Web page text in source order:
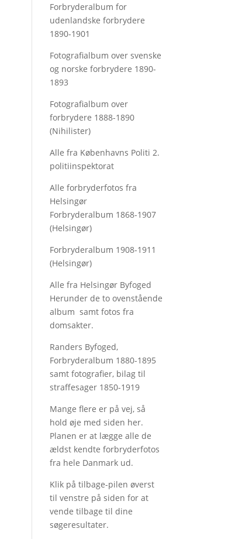
Forbryderalbum for
udenlandske forbrydere
1890-1901
Fotografialbum over svenske
og norske forbrydere 1890-
1893
Fotografialbum over
forbrydere 1888-1890
(Nihilister)
Alle fra Københavns Politi 2.
politiinspektorat
Alle forbryderfotos fra
Helsingør
Forbryderalbum 1868-1907
(Helsingør)
Forbryderalbum 1908-1911
(Helsingør)
Alle fra Helsingør Byfoged
Herunder de to ovenstående
album samt fotos fra
domsakter.
Randers Byfoged,
Forbryderalbum 1880-1895
samt fotografier, bilag til
straffesager 1850-1919
Mange flere er på vej, så
hold øje med siden her.
Planen er at lægge alle de
ældst kendte forbryderfotos
fra hele Danmark ud.
Klik på tilbage-pilen øverst
til venstre på siden for at
vende tilbage til dine
søgeresultater.